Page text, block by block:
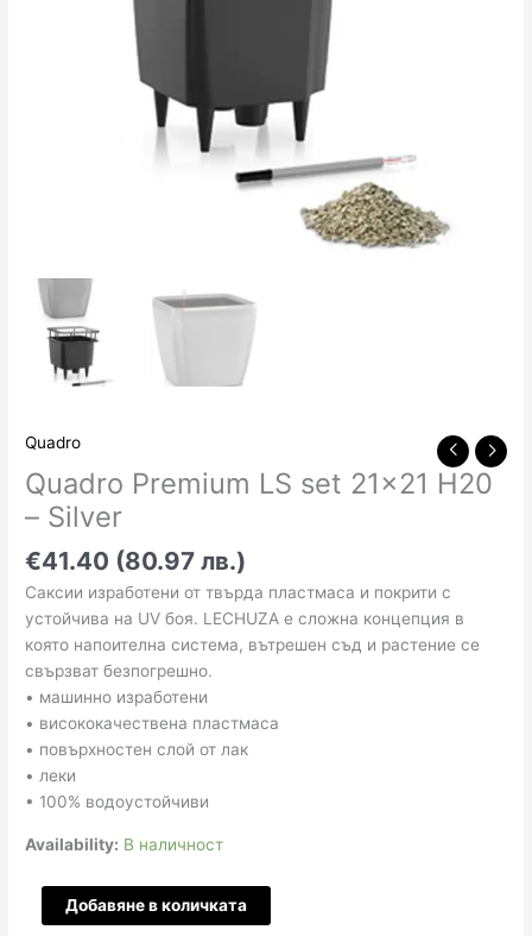
Quadro
Quadro Premium LS set 21×21 H20
– Silver
€41.40 (80.97 лв.)
Саксии изработени от твърда пластмаса и покрити с
устойчива на UV боя. LECHUZA е сложна концепция в
която напоителна система, вътрешен съд и растение се
свързват безпогрешно.
• машинно изработени
• висококачествена пластмаса
• повърхностен слой от лак
• леки
• 100% водоустойчиви
Availability: В наличност
количество
за
Добавяне в количката